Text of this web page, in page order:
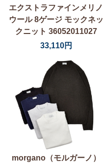
エクストラファインメリノ
ウール 8ゲージ モックネッ
クニット 36052011027
33,110円
morgano（モルガーノ）